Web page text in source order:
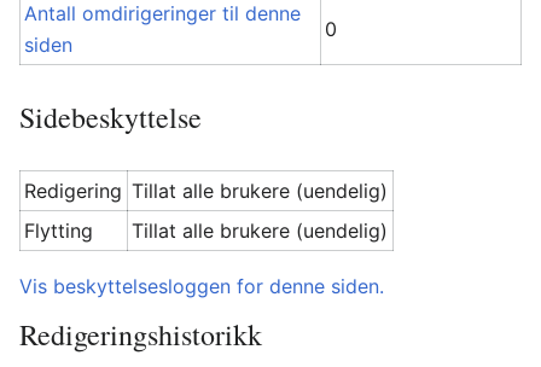
Antall omdirigeringer til denne
siden
0
Sidebeskyttelse
Redigering Tillat alle brukere (uendelig)
Flytting
Tillat alle brukere (uendelig)
Vis beskyttelsesloggen for denne siden.
Redigeringshistorikk